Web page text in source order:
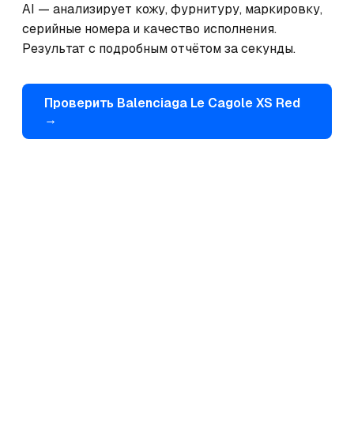
AI — анализирует кожу, фурнитуру, маркировку,
серийные номера и качество исполнения.
Результат с подробным отчётом за секунды.
Проверить Balenciaga Le Cagole XS Red
→